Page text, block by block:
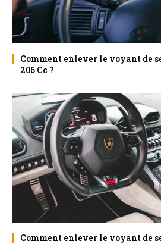
Comment enlever le voyant de
206 Cc ?
Comment enlever le voyant de